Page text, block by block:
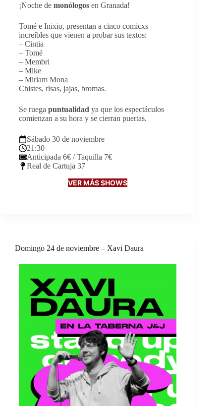
¡Noche de monólogos en Granada!
Tomé e Inixio, presentan a cinco comicxs
increíbles que vienen a probar sus textos:
– Cintia
– Tomé
– Membri
– Mike
– Miriam Mona
Chistes, risas, jajas, bromas.
Se ruega puntualidad ya que los espectáculos
comienzan a su hora y se cierran puertas.
Sábado 30 de noviembre
21:30
Anticipada 6€ / Taquilla 7€
Real de Cartuja 37
VER MÁS SHOWS
Domingo 24 de noviembre – Xavi Daura